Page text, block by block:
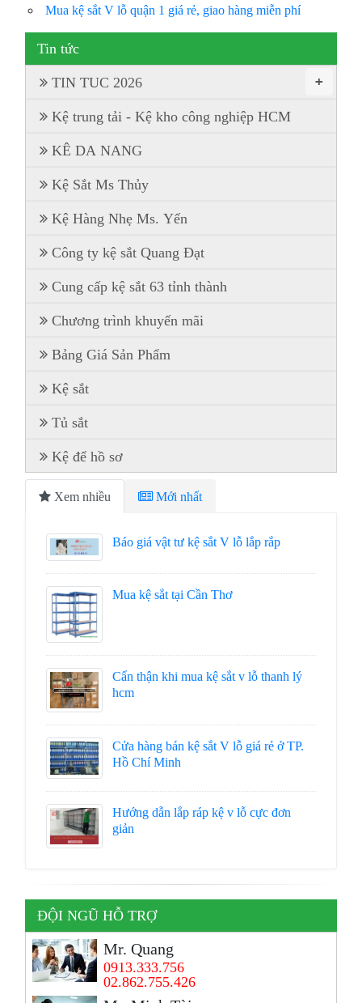
Mua kệ sắt V lỗ quận 1 giá rẻ, giao hàng miễn phí
Tin tức
+
TIN TUC 2026
Kệ trung tải - Kệ kho công nghiệp HCM
KÊ DA NANG
Kệ Sắt Ms Thủy
Kệ Hàng Nhẹ Ms. Yến
Công ty kệ sắt Quang Đạt
Cung cấp kệ sắt 63 tỉnh thành
Chương trình khuyến mãi
Bảng Giá Sản Phẩm
Kệ sắt
Tủ sắt
Kệ để hồ sơ
Xem nhiều Mới nhất
Báo giá vật tư kệ sắt V lỗ lắp rắp
Mua kệ sắt tại Cần Thơ
Cẩn thận khi mua kệ sắt v lỗ thanh lý
hcm
Cửa hàng bán kệ sắt V lỗ giá rẻ ở TP.
Hồ Chí Minh
Hướng dẫn lắp ráp kệ v lỗ cực đơn
giản
ĐỘI NGŨ HỖ TRỢ
Mr. Quang
0913.333.756
02.862.755.426